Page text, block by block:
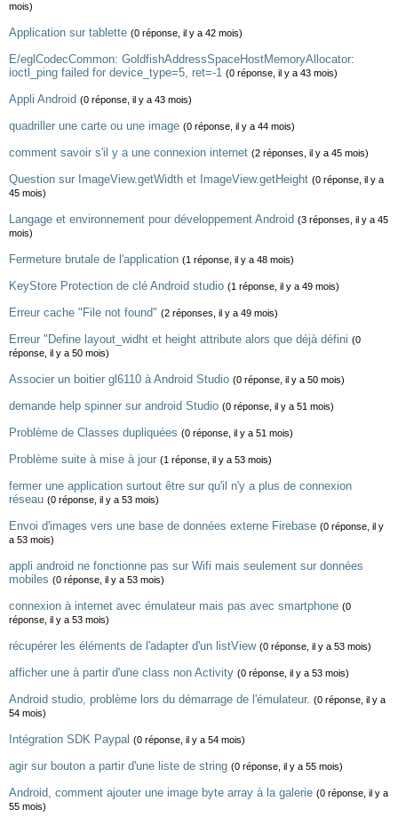
mois)
Application sur tablette (0 réponse, il y a 42 mois)
E/eglCodecCommon: GoldfishAddressSpaceHostMemoryAllocator:
ioctl_ping failed for device_type=5, ret=-1 (0 réponse, il y a 43 mois)
Appli Android (0 réponse, il y a 43 mois)
quadriller une carte ou une image (0 réponse, il y a 44 mois)
comment savoir s'il y a une connexion internet (2 réponses, il y a 45 mois)
Question sur ImageView.getWidth et ImageView.getHeight (0 réponse, il y a
45 mois)
Langage et environnement pour développement Android (3 réponses, il y a 45
mois)
Fermeture brutale de l'application (1 réponse, il y a 48 mois)
KeyStore Protection de clé Android studio (1 réponse, il y a 49 mois)
Erreur cache "File not found" (2 réponses, il y a 49 mois)
Erreur "Define layout_widht et height attribute alors que déjà défini (0
réponse, il y a 50 mois)
Associer un boitier gl6110 à Android Studio (0 réponse, il y a 50 mois)
demande help spinner sur android Studio (0 réponse, il y a 51 mois)
Problème de Classes dupliquées (0 réponse, il y a 51 mois)
Problème suite à mise à jour (1 réponse, il y a 53 mois)
fermer une application surtout être sur qu'il n'y a plus de connexion
réseau (0 réponse, il y a 53 mois)
Envoi d'images vers une base de données externe Firebase (0 réponse, il y
a 53 mois)
appli android ne fonctionne pas sur Wifi mais seulement sur données
mobiles (0 réponse, il y a 53 mois)
connexion à internet avec émulateur mais pas avec smartphone (0
réponse, il y a 53 mois)
récupérer les éléments de l'adapter d'un listView (0 réponse, il y a 53 mois)
afficher une à partir d'une class non Activity (0 réponse, il y a 53 mois)
Android studio, problème lors du démarrage de l'émulateur. (0 réponse, il y a
54 mois)
Intégration SDK Paypal (0 réponse, il y a 54 mois)
agir sur bouton a partir d'une liste de string (0 réponse, il y a 55 mois)
Android, comment ajouter une image byte array à la galerie (0 réponse, il y a
55 mois)